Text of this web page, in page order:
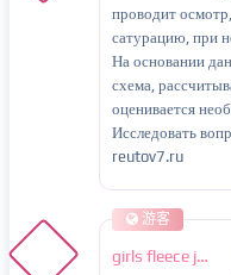
проводит
сатурацию, при
На основании
схема,
оценивается
Исследовать
reutov7.ru
游客
girls fleece jacket